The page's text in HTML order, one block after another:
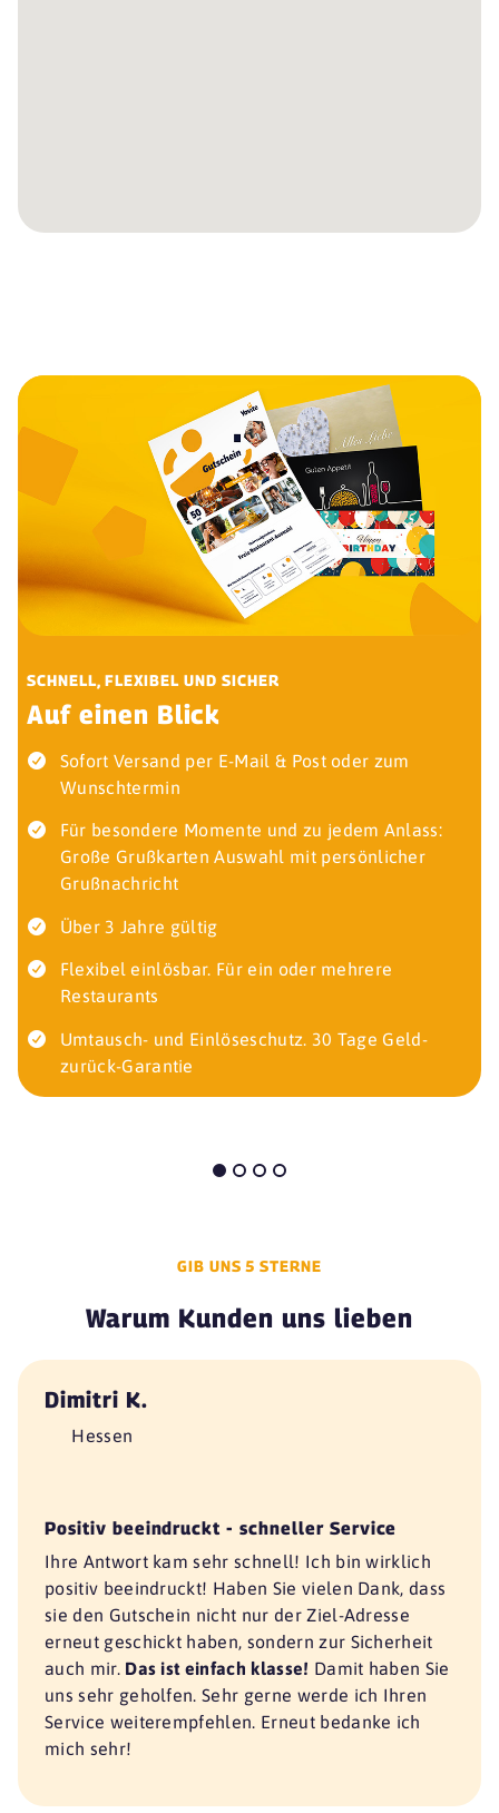
SCHNELL, FLEXIBEL UND SICHER
Auf einen Blick
Sofort Versand per E-Mail & Post oder zum
Wunschtermin
Für besondere Momente und zu jedem Anlass:
Große Grußkarten Auswahl mit persönlicher
Grußnachricht
Über 3 Jahre gültig
Flexibel einlösbar. Für ein oder mehrere
Restaurants
Umtausch- und Einlöseschutz. 30 Tage Geld-
zurück-Garantie
GIB UNS 5 STERNE
Warum Kunden uns lieben
Dimitri K.
Hessen
Positiv beeindruckt - schneller Service
Ihre Antwort kam sehr schnell! Ich bin wirklich
positiv beeindruckt! Haben Sie vielen Dank, dass
sie den Gutschein nicht nur der Ziel-Adresse
erneut geschickt haben, sondern zur Sicherheit
auch mir. Das ist einfach klasse! Damit haben Sie
uns sehr geholfen. Sehr gerne werde ich Ihren
Service weiterempfehlen. Erneut bedanke ich
mich sehr!